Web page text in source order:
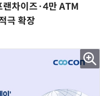
차이즈·4만 ATM
극 확장